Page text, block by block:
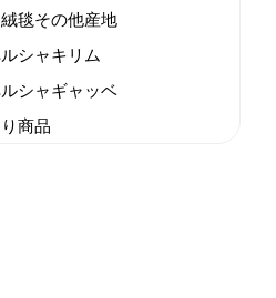
毯その他産地
シャキリム
シャギャッベ
商品